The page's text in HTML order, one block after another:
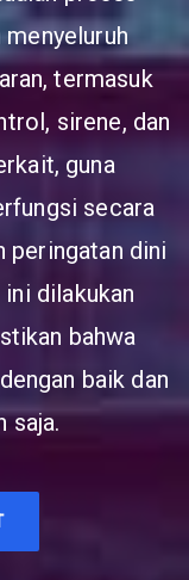
termasuk
sirene, dan
guna
secara
peringatan dini
dilakukan
bahwa
baik dan
saja.